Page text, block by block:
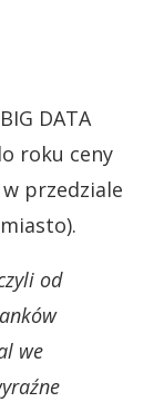
DATA
roku ceny
w przedziale
od
we